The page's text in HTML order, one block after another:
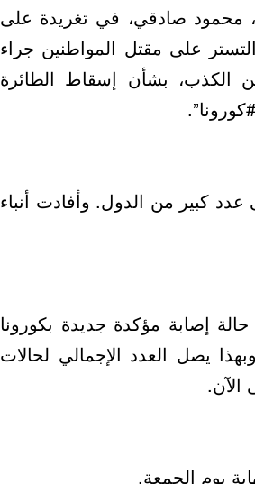
محمود صادقي، في تغريدة على
على مقتل المواطنين جراء
الكذب، بشأن إسقاط الطائرة
كبير من الدول. وأفادت أنباء
وأعلنت الصين، السبت، أن بر الصين الرئيسي سجل 397 حالة إصابة مؤكدة جديدة بكورونا
الخميس، وبهذا يصل العدد الإجمالي لحالات